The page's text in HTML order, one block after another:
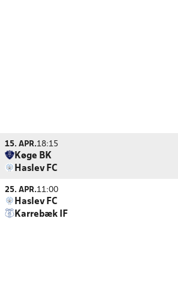
15. APR.18:15
Køge BK
Haslev FC
25. APR.11:00
Haslev FC
Karrebæk IF